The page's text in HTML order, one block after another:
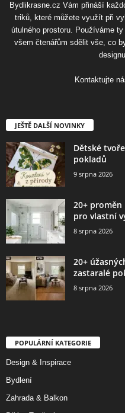
Bydlikrasne.cz Vám přináší
triků, které můžete využít při
útulného prostoru. Používáme
všem čtenářům sdělit vše, co
Kontaktujte
JEŠTĚ DALŠÍ NOVINKY
Dětské
pokladů
9 srpna 2026
20+ proměn
pro vlastní
8 srpna 2026
20+
zastaralé
8 srpna 2026
POPULÁRNÍ KATEGORIE
Design & Inspirace
Bydlení
Zahrada & Balkon